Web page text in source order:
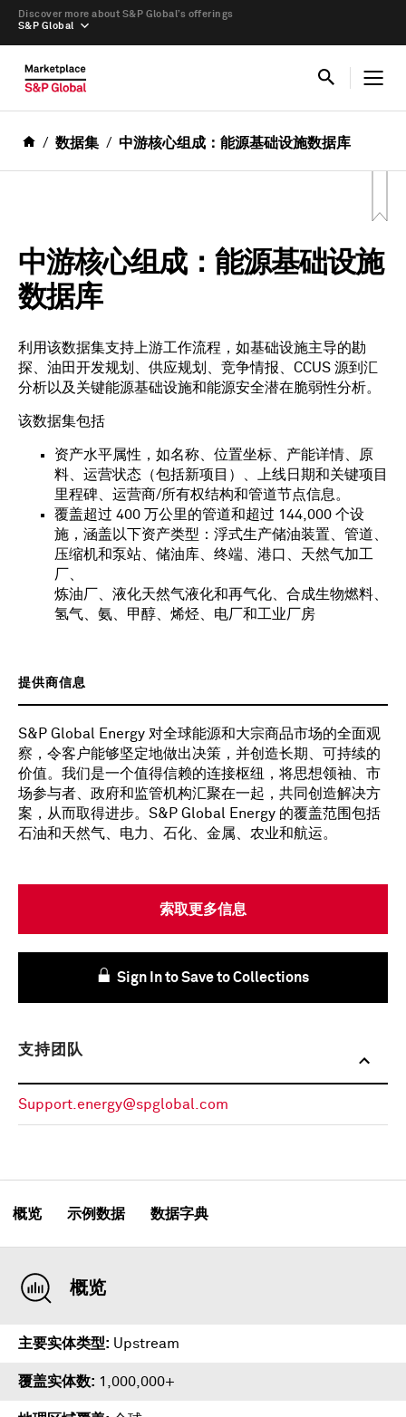
S&P Global
Discover more about S&P Global’s offerings
数据集 中游核心组成：能源基础设施数据库
中游核心组成：能源基础设施
数据库
利用该数据集支持上游工作流程，如基础设施主导的勘
探、油田开发规划、供应规划、竞争情报、CCUS 源到汇
分析以及关键能源基础设施和能源安全潜在脆弱性分析。
该数据集包括
资产水平属性，如名称、位置坐标、产能详情、原
料、运营状态（包括新项目）、上线日期和关键项目
里程碑、运营商/所有权结构和管道节点信息。
覆盖超过 400 万公里的管道和超过 144,000 个设
施，涵盖以下资产类型：浮式生产储油装置、管道、
压缩机和泵站、储油库、终端、港口、天然气加工
厂、
炼油厂、液化天然气液化和再气化、合成生物燃料、
氢气、氨、甲醇、烯烃、电厂和工业厂房
提供商信息
S&P Global Energy 对全球能源和大宗商品市场的全面观
察，令客户能够坚定地做出决策，并创造长期、可持续的
价值。我们是一个值得信赖的连接枢纽，将思想领袖、市
场参与者、政府和监管机构汇聚在一起，共同创造解决方
案，从而取得进步。S&P Global Energy 的覆盖范围包括
石油和天然气、电力、石化、金属、农业和航运。
索取更多信息
Sign In to Save to Collections
支持团队
Support.energy@spglobal.com
概览 示例数据 数据字典
概览
主要实体类型 Upstream
覆盖实体数 1,000,000+